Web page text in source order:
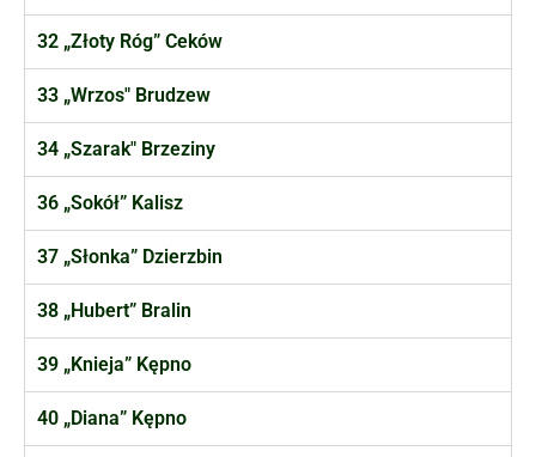
32 „Złoty Róg” Ceków
33 „Wrzos" Brudzew
34 „Szarak" Brzeziny
36 „Sokół” Kalisz
37 „Słonka” Dzierzbin
38 „Hubert” Bralin
39 „Knieja” Kępno
40 „Diana” Kępno